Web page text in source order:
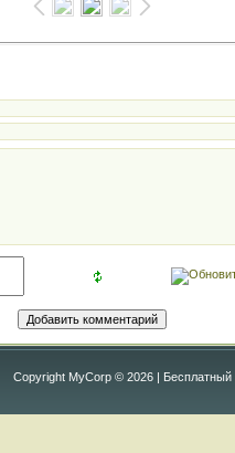
Copyright MyCorp © 2026 | Бесплатный